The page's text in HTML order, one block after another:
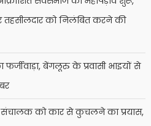
तहसीलदार को निलंबित करने की
बेंगलूरु के प्रवासी भाइयों से
संचालक को कार से कुचलने का प्रयास,